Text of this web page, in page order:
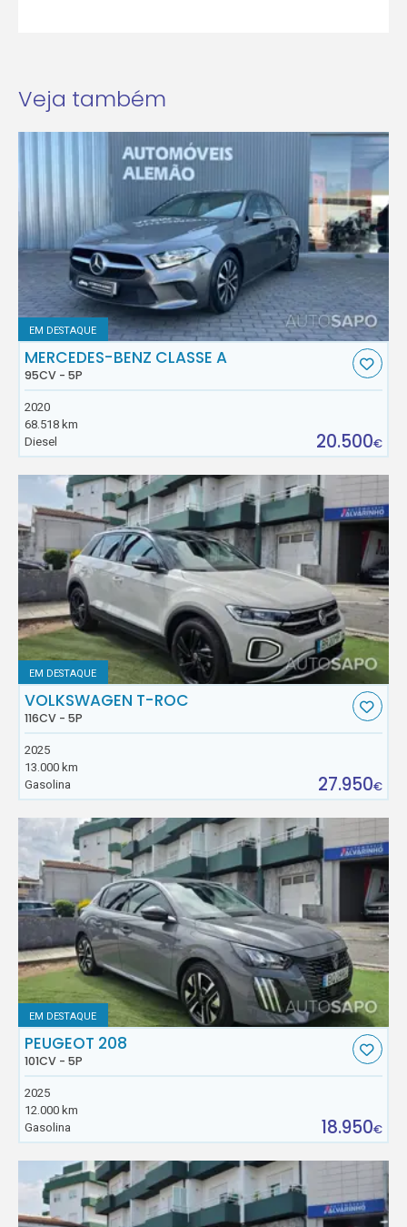
Veja também
EM DESTAQUE
MERCEDES-BENZ CLASSE A
95CV - 5P
2020
68.518 km
Diesel
20.500€
EM DESTAQUE
VOLKSWAGEN T-ROC
116CV - 5P
2025
13.000 km
Gasolina
27.950€
EM DESTAQUE
PEUGEOT 208
101CV - 5P
2025
12.000 km
Gasolina
18.950€